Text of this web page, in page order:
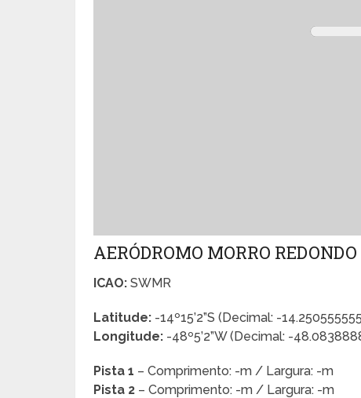
AERÓDROMO MORRO REDONDO
ICAO: SWMR
Latitude: -14º15’2”S (Decimal: -
Longitude: -48º5’2”W (Decimal: -
Pista 1 – Comprimento: -m / Largura: -m
Pista 2 – Comprimento: -m / Largura: -m